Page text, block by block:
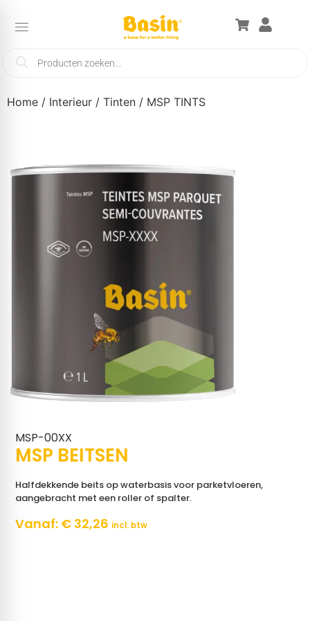
Home / Interieur / Tinten / MSP TINTS
MSP-00XX
MSP BEITSEN
Halfdekkende beits op waterbasis voor parketvloeren,
aangebracht met een roller of spalter.
Vanaf: € 32,26 incl. btw